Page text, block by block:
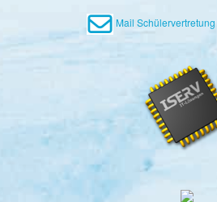
Mail Schülervertretung